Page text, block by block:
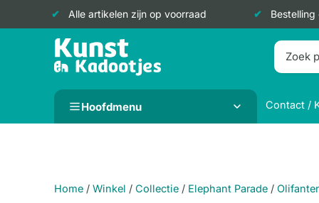
Alle artikelen zijn op voorraad
Doorgaan
Hoofdmenu Contact /
Home / Winkel / Collectie / Elephant Parade /